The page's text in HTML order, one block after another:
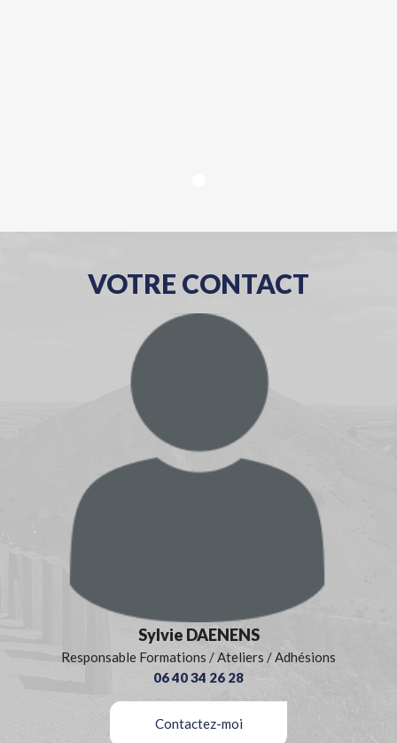
VOTRE CONTACT
Sylvie DAENENS
Responsable Formations / Ateliers / Adhésions
06 40 34 26 28
Contactez-moi